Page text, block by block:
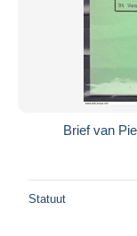
Brief van
Statuut